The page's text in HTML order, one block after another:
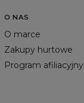
O NAS
O marce
Zakupy hurtowe
Program afiliacyjny